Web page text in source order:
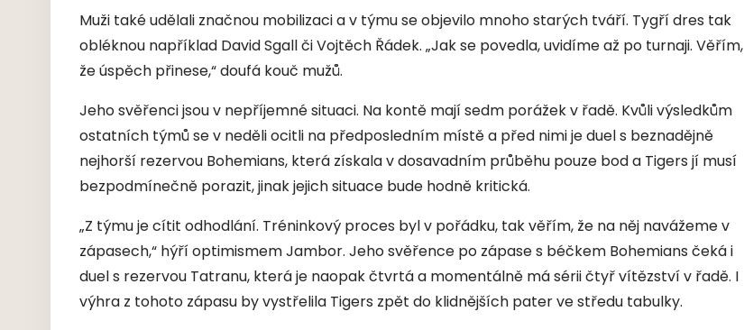
Muži také udělali značnou mobilizaci a v týmu se objevilo mnoho starých tváří. Tygří dres tak
obléknou například David Sgall či Vojtěch Řádek. „Jak se povedla, uvidíme až po turnaji. Věřím,
že úspěch přinese,“ doufá kouč mužů.
Jeho svěřenci jsou v nepříjemné situaci. Na kontě mají sedm porážek v řadě. Kvůli výsledkům
ostatních týmů se v neděli ocitli na předposledním místě a před nimi je duel s beznadějně
nejhorší rezervou Bohemians, která získala v dosavadním průběhu pouze bod a Tigers jí musí
bezpodmínečně porazit, jinak jejich situace bude hodně kritická.
„Z týmu je cítit odhodlání. Tréninkový proces byl v pořádku, tak věřím, že na něj navážeme v
zápasech,“ hýří optimismem Jambor. Jeho svěřence po zápase s béčkem Bohemians čeká i
duel s rezervou Tatranu, která je naopak čtvrtá a momentálně má sérii čtyř vítězství v řadě. I
výhra z tohoto zápasu by vystřelila Tigers zpět do klidnějších pater ve středu tabulky.